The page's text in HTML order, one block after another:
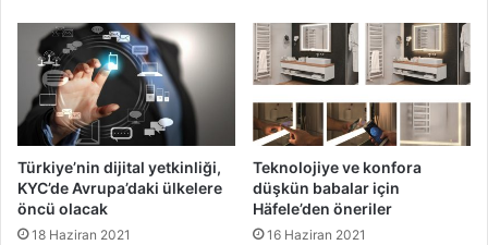
Türkiye’nin dijital yetkinliği,
KYC’de Avrupa’daki ülkelere
öncü olacak
18 Haziran 2021
Teknolojiye ve konfora
düşkün babalar için
Häfele’den öneriler
16 Haziran 2021